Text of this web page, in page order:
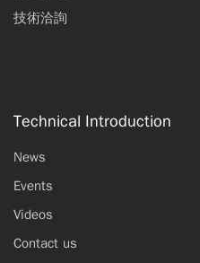
技術洽詢
Technical Introduction
News
Events
Videos
Contact us